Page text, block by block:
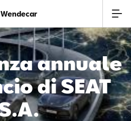
Wendecar
annuale
di SEAT